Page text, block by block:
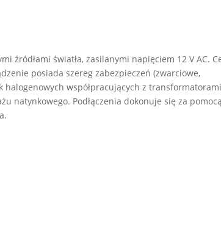
źródłami światła, zasilanymi napięciem 12 V AC.
posiada szereg zabezpieczeń (zwarciowe,
współpracujących z
natynkowego. Podłączenia dokonuje się za pomocą